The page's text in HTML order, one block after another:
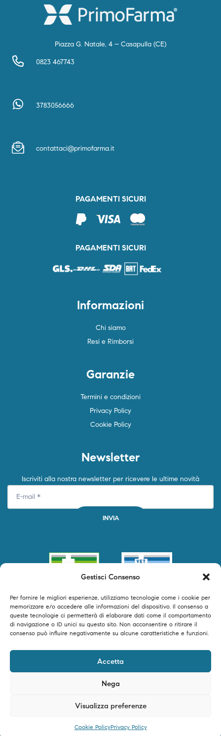
Gestisci Consenso
Per fornire le migliori esperienze, utilizziamo tecnologie come i cookie per
memorizzare e/o accedere alle informazioni del dispositivo. Il consenso a
queste tecnologie ci permetterà di elaborare dati come il comportamento
di navigazione o ID unici su questo sito. Non acconsentire o ritirare il
consenso può influire negativamente su alcune caratteristiche e funzioni.
Accetta
Nega
Visualizza preferenze
Cookie PolicyPrivacy Policy
Piazza G. Natale, 4 – Casapulla (CE)
0823 467743
3783056666
contattaci@primofarma.it
PAGAMENTI SICURI
PAGAMENTI SICURI
Informazioni
Chi siamo
Resi e Rimborsi
Garanzie
Termini e condizioni
Privacy Policy
Cookie Policy
Newsletter
Iscriviti alla nostra newsletter per ricevere le ultime novità
©2024 Primofarma S.r.l. tutti i diritti riservati – P.IVA 04250540616 –
Powered by Timeer Digital Studio